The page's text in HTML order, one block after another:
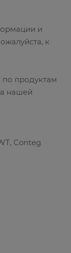
и
к
по продуктам
нашей
Conteg